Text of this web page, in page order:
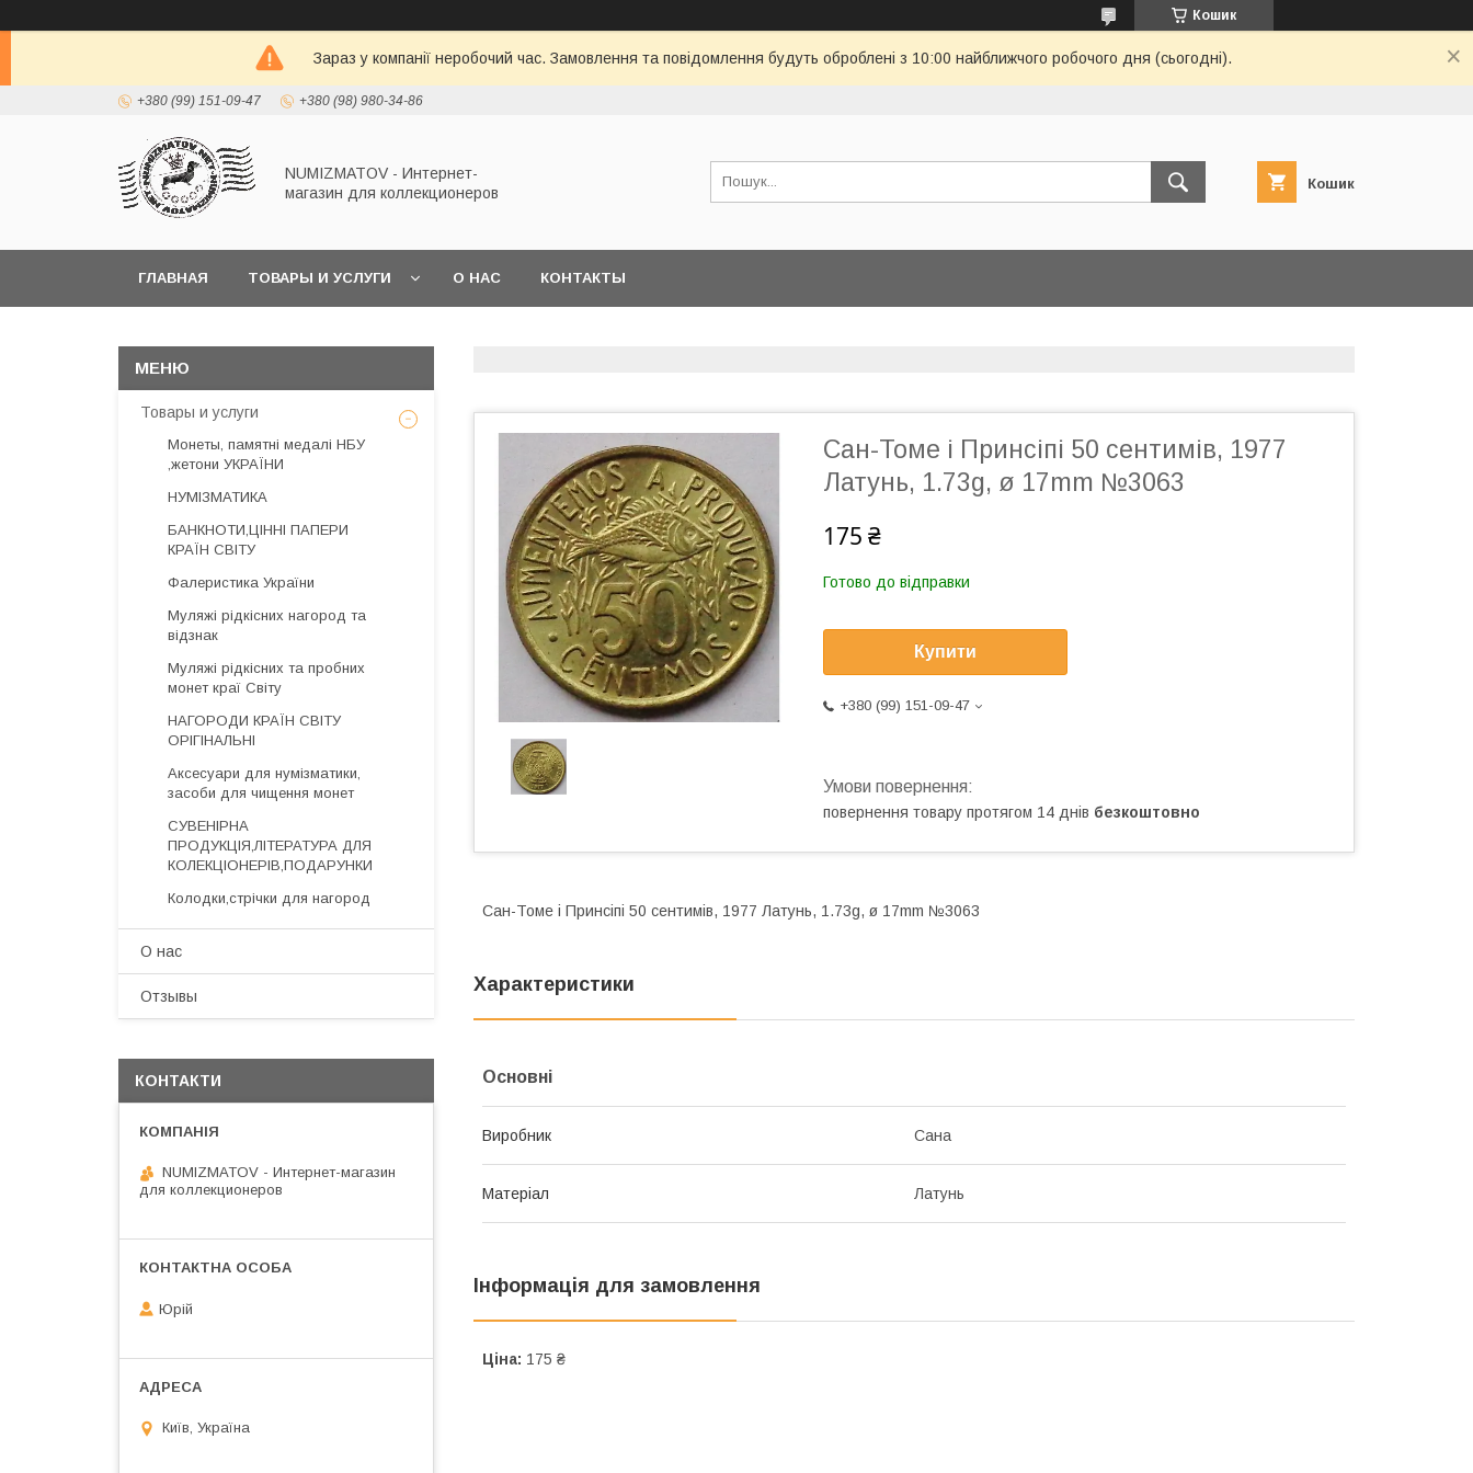
Кошик
Зараз у компанії неробочий час. Замовлення та повідомлення будуть оброблені з 10:00 найближчого робочого дня (сьогодні).
+380 (99) 151-09-47 +380 (98) 980-34-86
NUMIZMATOV - Интернет-
магазин для коллекционеров
Кошик
ГЛАВНАЯ ТОВАРЫ И УСЛУГИ О НАС КОНТАКТЫ
Сан-Томе і Принсіпі 50 сентимів, 1977
Латунь, 1.73g, ø 17mm №3063
175 ₴
Готово до відправки
Купити
+380 (99) 151-09-47
повернення товару протягом 14 днів безкоштовно
Сан-Томе і Принсіпі 50 сентимів, 1977 Латунь, 1.73g, ø 17mm №3063
Характеристики
Основні
Виробник Сана
Матеріал Латунь
Інформація для замовлення
Ціна: 175 ₴
Товары и услуги
Монеты, памятні медалі НБУ
,жетони УКРАЇНИ
НУМІЗМАТИКА
БАНКНОТИ,ЦІННІ ПАПЕРИ
КРАЇН СВІТУ
Фалеристика України
Муляжі рідкісних нагород та
відзнак
Муляжі рідкісних та пробних
монет краї Світу
НАГОРОДИ КРАЇН СВІТУ
ОРІГІНАЛЬНІ
Аксесуари для нумізматики,
засоби для чищення монет
СУВЕНІРНА
ПРОДУКЦІЯ,ЛІТЕРАТУРА ДЛЯ
КОЛЕКЦІОНЕРІВ,ПОДАРУНКИ
Колодки,стрічки для нагород
О нас
Отзывы
КОНТАКТИ
NUMIZMATOV - Интернет-магазин
для коллекционеров
Юрій
Київ, Україна